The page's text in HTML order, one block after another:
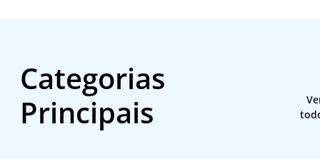
Categorias
Principais